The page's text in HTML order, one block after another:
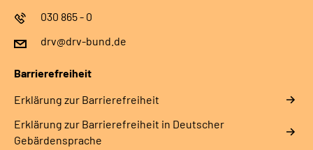
030 865 - 0
drv@drv-bund.de
Barrierefreiheit
Erklärung zur Barrierefreiheit
Erklärung zur Barrierefreiheit in Deutscher
Gebärdensprache